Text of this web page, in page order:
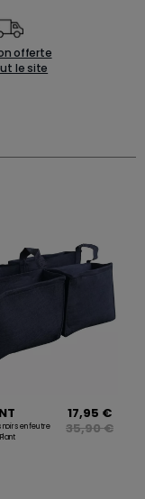
offerte
le site
noirs en feutre
17,95 €
35,90 €